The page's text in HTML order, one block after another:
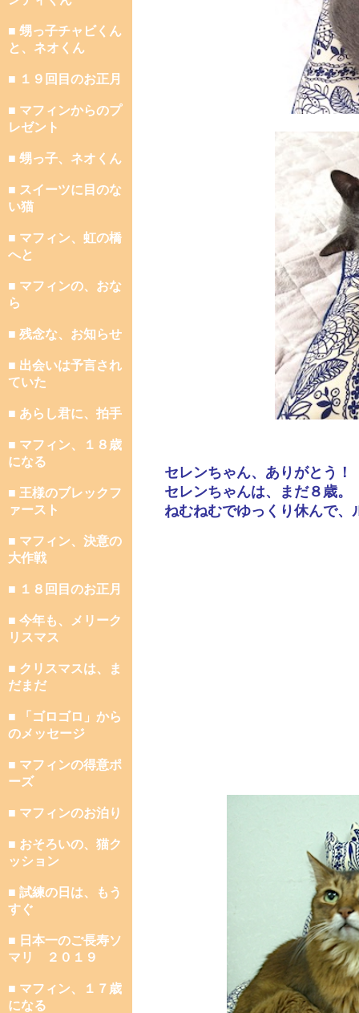
■ 甥っ子チャビくん
と、ネオくん
■ １９回目のお正月
■ マフィンからのプ
レゼント
■ 甥っ子、ネオくん
■ スイーツに目のな
い猫
■ マフィン、虹の橋
へと
■ マフィンの、おな
ら
■ 残念な、お知らせ
■ 出会いは予言され
ていた
■ あらし君に、拍手
■ マフィン、１８歳
になる
■ 王様のブレックフ
ァースト
■ マフィン、決意の
大作戦
■ １８回目のお正月
■ 今年も、メリーク
リスマス
■ クリスマスは、ま
だまだ
■ 「ゴロゴロ」から
のメッセージ
■ マフィンの得意ポ
ーズ
■ マフィンのお泊り
■ おそろいの、猫ク
ッション
■ 試練の日は、もう
すぐ
■ 日本一のご長寿ソ
マリ ２０１９
■ マフィン、１７歳
になる
セレンちゃん、ありがとう！
セレンちゃんは、まだ８歳。
ねむねむでゆっくり休んで